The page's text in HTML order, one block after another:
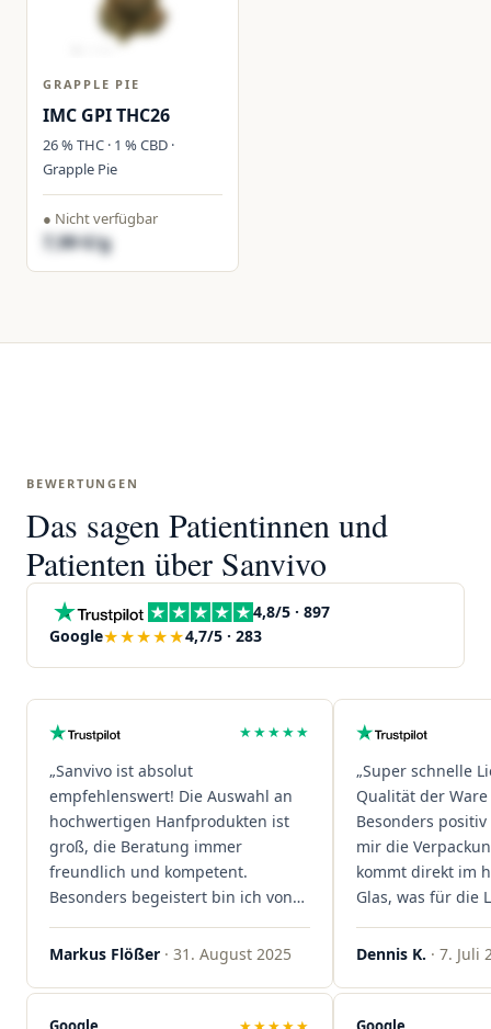
GRAPPLE PIE
IMC GPI THC26
26 % THC · 1 % CBD ·
Grapple Pie
● Nicht verfügbar
7,99 €/g
BEWERTUNGEN
Das sagen Patientinnen und
Patienten über Sanvivo
4,8/5 · 897
Google★★★★★4,7/5 · 283
★★★★★
„Sanvivo ist absolut
empfehlenswert! Die Auswahl an
hochwertigen Hanfprodukten ist
groß, die Beratung immer
freundlich und kompetent.
Besonders begeistert bin ich von
der schnellen Rezeptannahme –
alles läuft unkompliziert und
sind extrem zügig, was mir jedes
Mal viel Zeit spart. Man merkt,
Markus Flößer · 31. August 2025
„Super schnelle
Qualität der
Besonders
mir die
kommt direkt im
Glas, was für die
ist. Ich bestelle
wieder!"
Dennis K. · 7. Juli